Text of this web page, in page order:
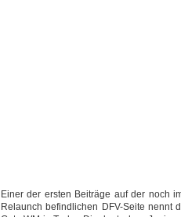
Einer der ersten Beiträge auf der noch
Relaunch befindlichen DFV-Seite nennt